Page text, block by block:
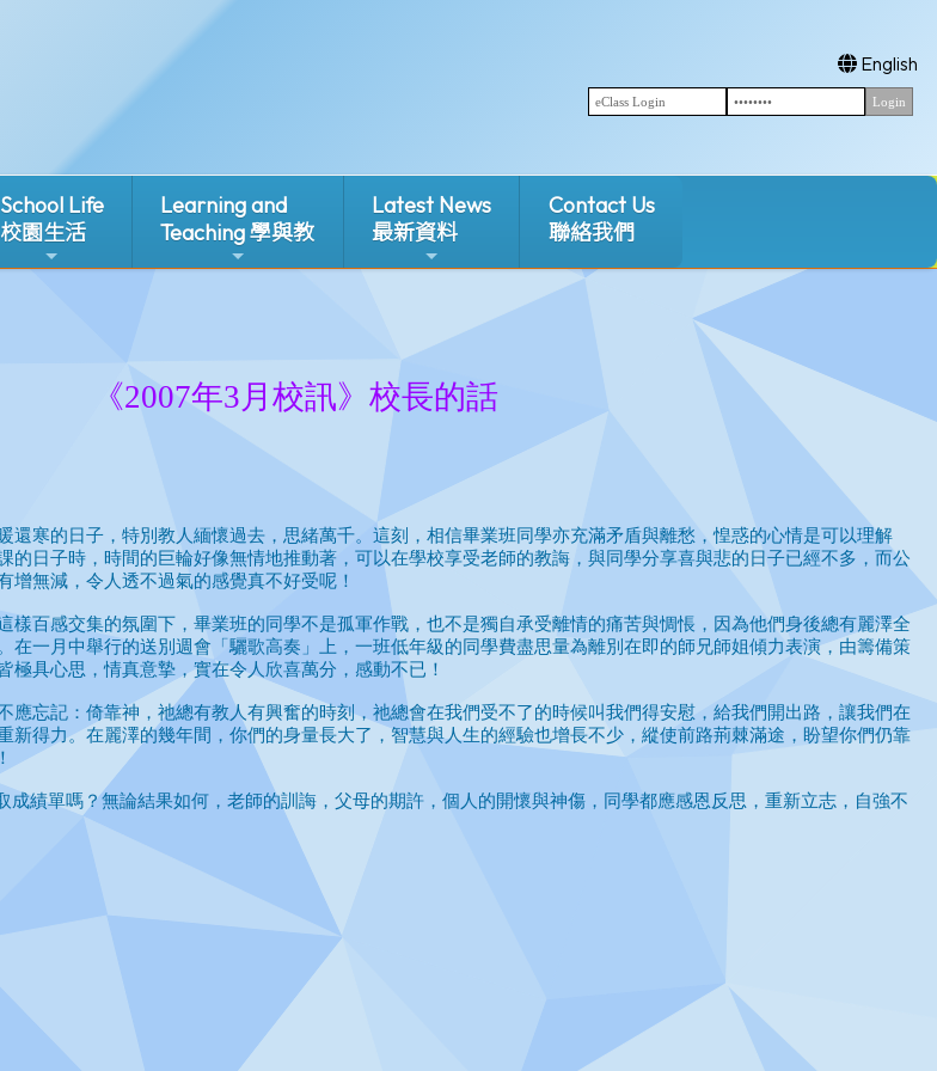
English
School Life
校園生活
Learning and
Teaching 學與教
Latest News
最新資料
Contact Us
聯絡我們